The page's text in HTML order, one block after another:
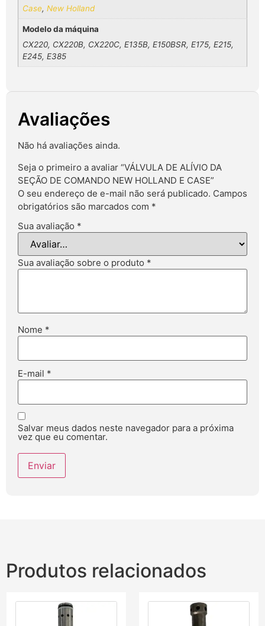
Case, New Holland
Modelo da máquina
CX220, CX220B, CX220C, E135B, E150BSR, E175, E215,
E245, E385
Avaliações
Não há avaliações ainda.
Seja o primeiro a avaliar “VÁLVULA DE ALÍVIO DA
SEÇÃO DE COMANDO NEW HOLLAND E CASE”
O seu endereço de e-mail não será publicado. Campos
obrigatórios são marcados com *
Sua avaliação *
Sua avaliação sobre o produto *
Nome *
E-mail *
Salvar meus dados neste navegador para a próxima
vez que eu comentar.
Produtos relacionados